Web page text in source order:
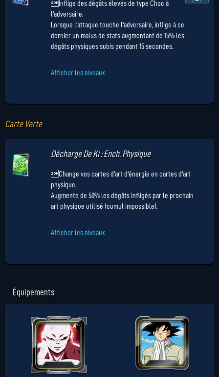
Inflige des dégâts élevés de type Choc à
l'adversaire.
Lorsque l'attaque touche l'adversaire, inflige à ce
dernier un malus de stats augmentant de 15% les
dégâts physiques subis pendant 15 secondes.
Afficher les niveaux
Carte Verte
Décharge De Ki : Ench. Physique
Change vos cartes d'art d'énergie en cartes d'art
physique.
Augmente de 50% les dégâts infligés par le prochain
art physique utilisé (cumul impossible).
Afficher les niveaux
Équipements